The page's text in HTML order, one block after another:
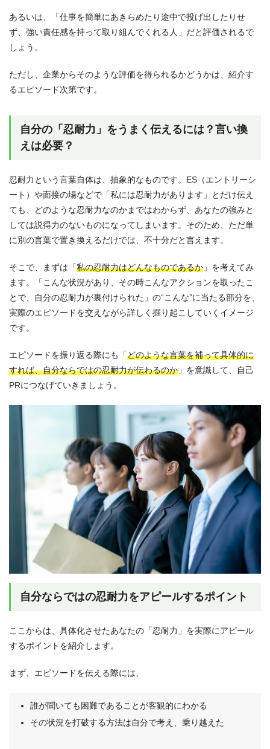
あるいは、「仕事を簡単にあきらめたり途中で投げ出したりせ
ず、強い責任感を持って取り組んでくれる人」だと評価されるで
しょう。
ただし、企業からそのような評価を得られるかどうかは、紹介す
るエピソード次第です。
自分の「忍耐力」をうまく伝えるには？言い換
えは必要？
忍耐力という言葉自体は、抽象的なものです。ES（エントリーシ
ート）や面接の場などで「私には忍耐力があります」とだけ伝え
ても、どのような忍耐力なのかまではわからず、あなたの強みと
しては説得力のないものになってしまいます。そのため、ただ単
に別の言葉で置き換えるだけでは、不十分だと言えます。
そこで、まずは「私の忍耐力はどんなものであるか 」を考えてみ
ます。「こんな状況があり、その時こんなアクションを取ったこ
とで、自分の忍耐力が裏付けられた」の“こんな”に当たる部分を、
実際のエピソードを交えながら詳しく掘り起こしていくイメージ
です。
エピソードを振り返る際にも「どのような言葉を補って具体的に
すれば、自分ならではの忍耐力が伝わるのか 」を意識して、自己
PRにつなげていきましょう。
自分ならではの忍耐力をアピールするポイント
ここからは、具体化させたあなたの「忍耐力」を実際にアピール
するポイントを紹介します。
まず、エピソードを伝える際には、
誰が聞いても困難であることが客観的にわかる
その状況を打破する方法は自分で考え、乗り越えた